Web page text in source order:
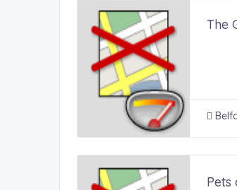
The
Pets